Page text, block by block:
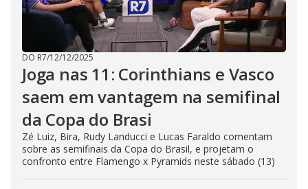
DO R7/12/12/2025
Joga nas 11: Corinthians e Vasco
saem em vantagem na semifinal
da Copa do Brasi
Zé Luiz, Bira, Rudy Landucci e Lucas Faraldo comentam
sobre as semifinais da Copa do Brasil, e projetam o
confronto entre Flamengo x Pyramids neste sábado (13)